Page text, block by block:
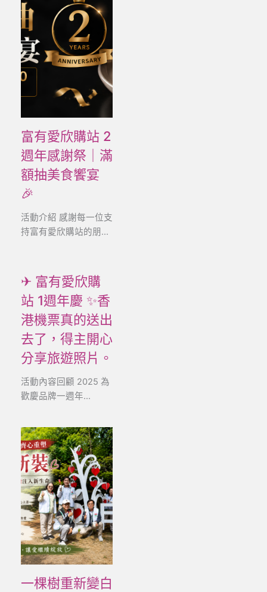
富有愛欣購站 2
週年感謝祭｜滿
額抽美食饗宴
🎉
活動介紹 感謝每一位支
持富有愛欣購站的朋...
✈ 富有愛欣購
站 1週年慶 ✨香
港機票真的送出
去了，得主開心
分享旅遊照片。
活動內容回顧 2025 為
歡慶品牌一週年...
一棵樹重新變白